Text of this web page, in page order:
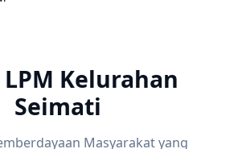
Kelurahan
Seimati
Masyarakat yang